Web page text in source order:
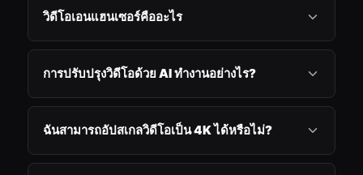
วิดีโอเอนแฮนเซอร์คืออะไร
การปรับปรุงวิดีโอด้วย AI ทำงานอย่างไร?
ฉันสามารถอัปสเกลวิดีโอเป็น 4K ได้หรือไม่?